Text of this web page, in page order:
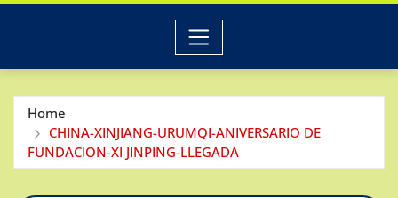
Home
CHINA-XINJIANG-URUMQI-ANIVERSARIO DE
FUNDACION-XI JINPING-LLEGADA